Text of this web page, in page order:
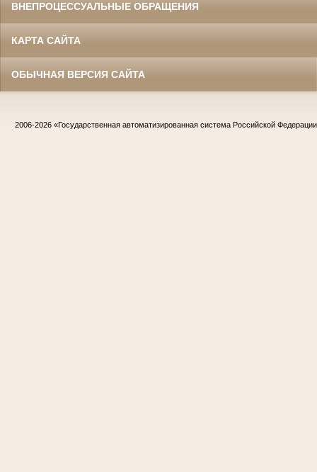
ВНЕПРОЦЕССУАЛЬНЫЕ ОБРАЩЕНИЯ
КАРТА САЙТА
ОБЫЧНАЯ ВЕРСИЯ САЙТА
2006-2026 «Государственная автоматизированная система Российской